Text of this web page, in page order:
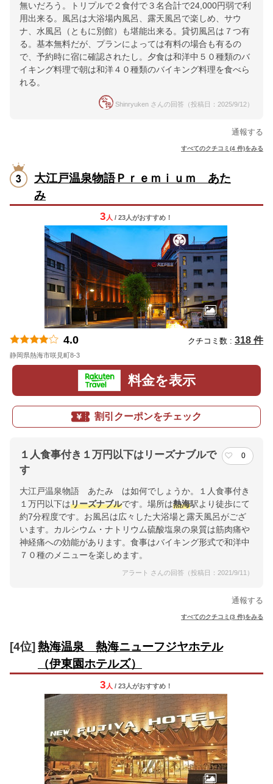
無いだろう。トリプルで２食付で３名合計で24,000円弱で利
用出来る。風呂は大浴場内風呂、露天風呂で楽しめ、サウ
ナ、水風呂（ともに別館）も堪能出来る。貸切風呂は７つ有
る。基本無料だが、プランによっては有料の場合も有るの
で、予約時に宿に確認されたし。夕食は和洋中５０種類のバ
イキング料理で朝は和洋４０種類のバイキング料理を食べら
れる。
Shinryuken さんの回答（投稿日：2025/9/12）
通報する
すべてのクチコミ(4 件)をみる
大江戸温泉物語Ｐｒｅｍｉｕｍ あた
み
3 人 / 23人がおすすめ！
4.0 クチコミ数 : 318 件
静岡県熱海市咲見町8-3
料金を表示
割引クーポンをチェック
１人食事付き１万円以下はリーズナブルで
す
0
大江戸温泉物語 あたみ は如何でしょうか。１人食事付き
１万円以下はリーズナブルです。場所は熱海駅より徒歩にて
約7分程度です。お風呂は広々した大浴場と露天風呂がござ
います。カルシウム・ナトリウム硫酸塩泉の泉質は筋肉痛や
神経痛への効能があります。食事はバイキング形式で和洋中
７０種のメニューを楽しめます。
アラート さんの回答（投稿日：2021/9/11）
通報する
すべてのクチコミ(3 件)をみる
[4位] 熱海温泉 熱海ニューフジヤホテル
（伊東園ホテルズ）
3 人 / 23人がおすすめ！